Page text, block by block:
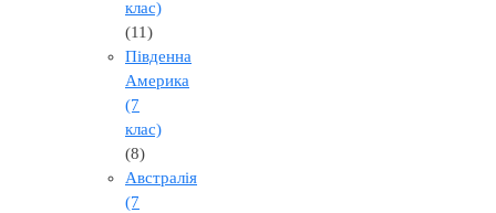
клас)
(11)
Південна
Америка
(7
клас)
(8)
Австралія
(7